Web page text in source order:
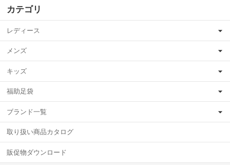
カテゴリ
レディース
メンズ
キッズ
福助足袋
ブランド一覧
取り扱い商品カタログ
販促物ダウンロード